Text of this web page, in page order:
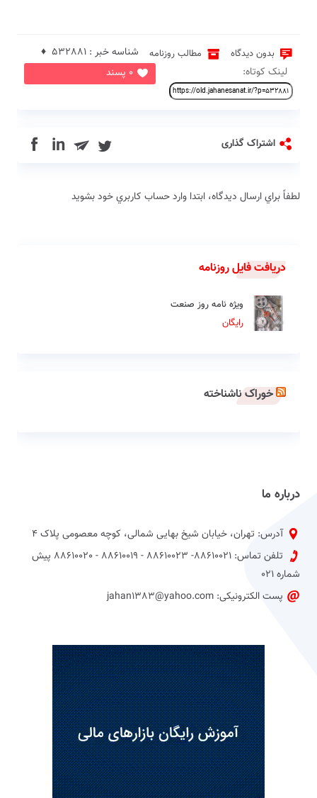
بدون دیدگاه مطالب روزنامه
0 پسند
شناسه خبر : 532881 ♦
لینک کوتاه:
اشتراک گذاری in
لطفاً براي ارسال دیدگاه، ابتدا وارد حساب كاربري خود بشويد
دریافت فایل روزنامه
ویژه نامه روز صنعت
رایگان
خوراک ناشناخته
درباره ما
آدرس: تهران، خیابان شیخ بهایی شمالی، کوچه معصومی پلاک 4
تلفن تماس: 88610021- 88610023 - 88610019 - 88610020 پیش
شماره 021
پست الکترونیکی: jahan1383@yahoo.com